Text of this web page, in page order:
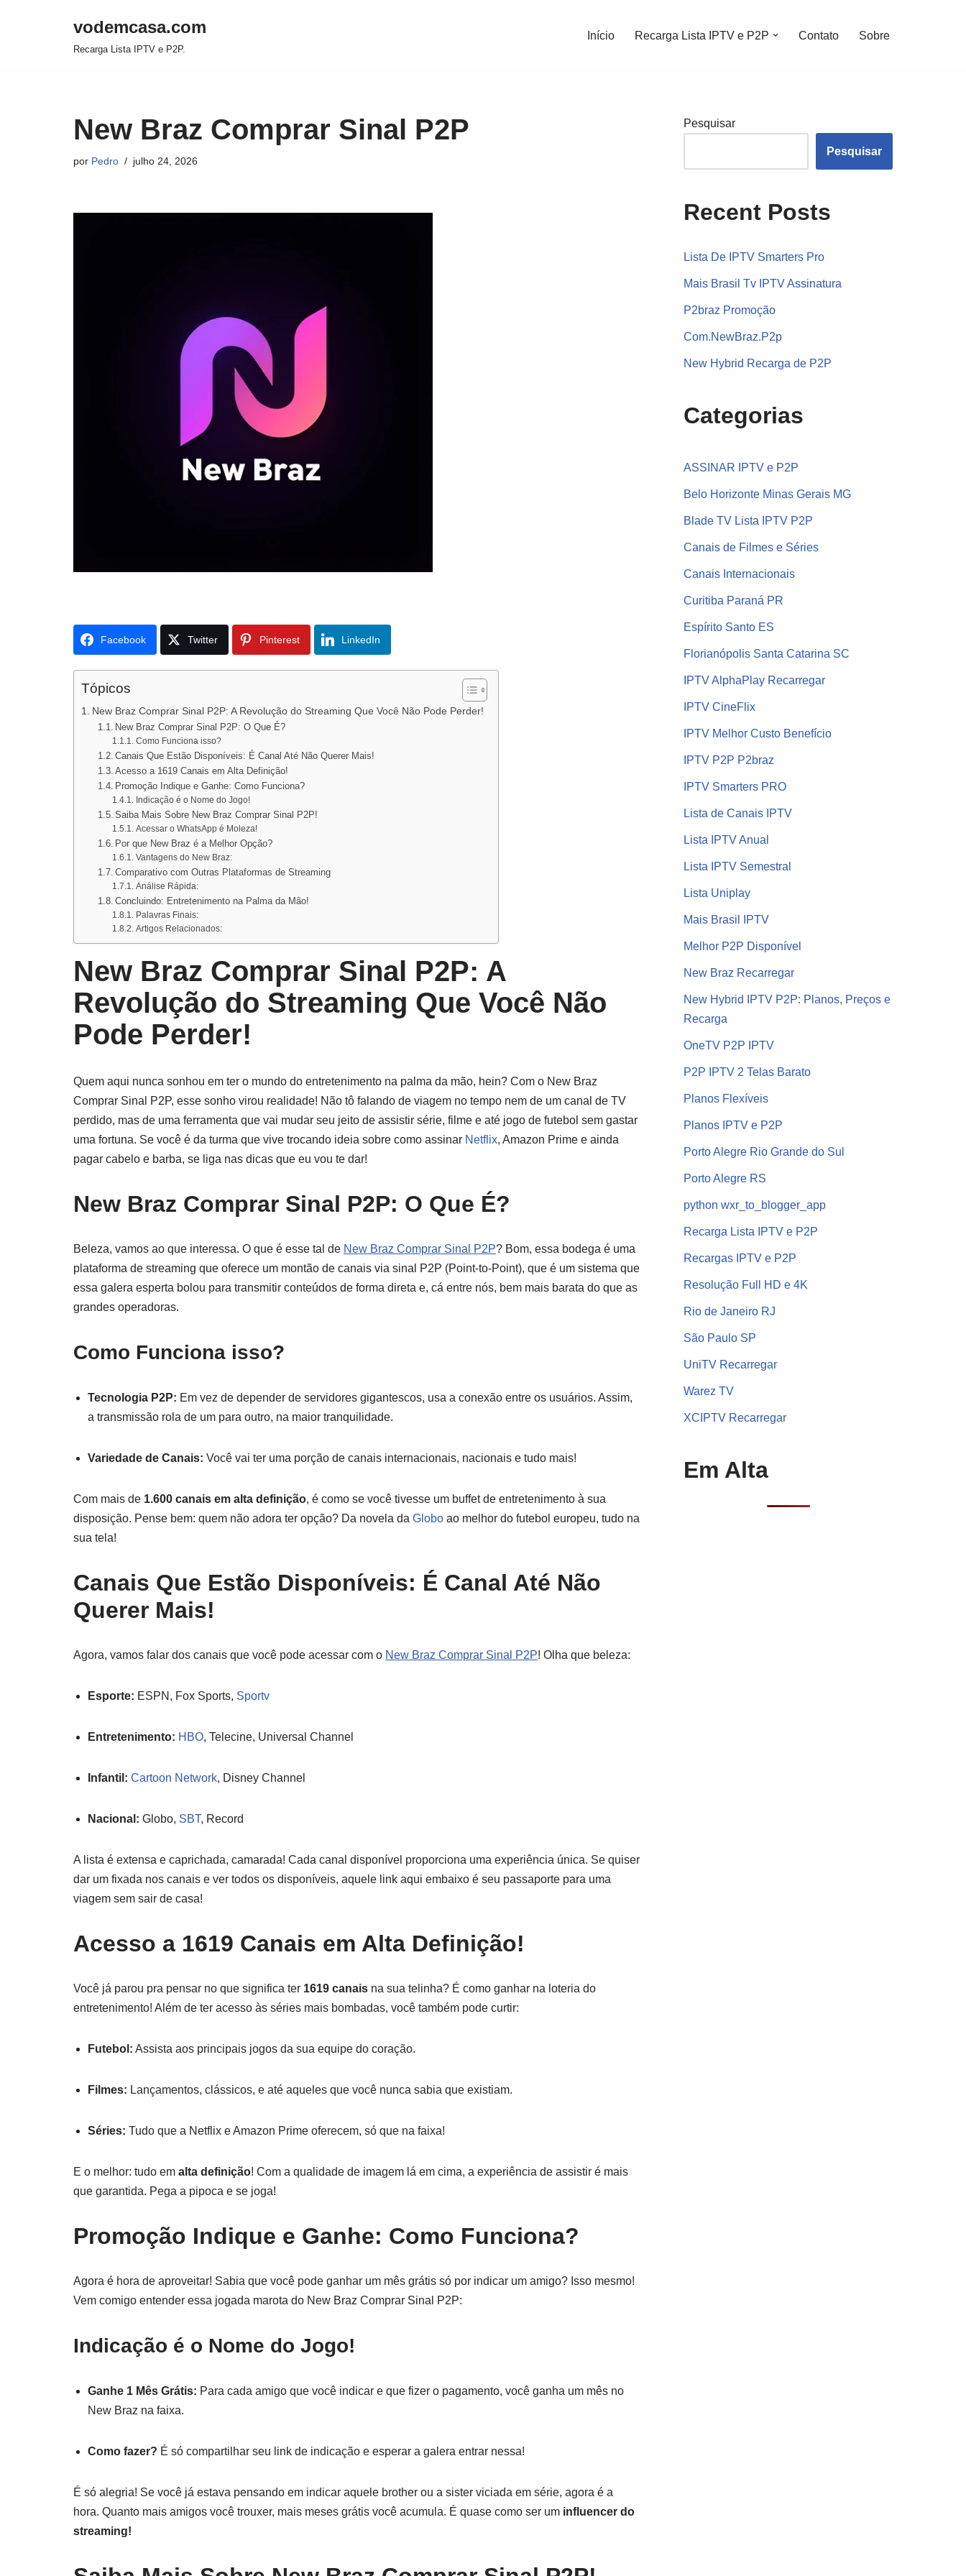
vodemcasa.com
Recarga Lista IPTV e P2P.
Início Recarga Lista IPTV e P2P Contato Sobre
New Braz Comprar Sinal P2P
por Pedro julho 24, 2026
Facebook Twitter Pinterest LinkedIn
Tópicos
New Braz Comprar Sinal P2P: A Revolução do Streaming Que Você Não Pode Perder!
New Braz Comprar Sinal P2P: O Que É?
Como Funciona isso?
Canais Que Estão Disponíveis: É Canal Até Não Querer Mais!
Acesso a 1619 Canais em Alta Definição!
Promoção Indique e Ganhe: Como Funciona?
Indicação é o Nome do Jogo!
Saiba Mais Sobre New Braz Comprar Sinal P2P!
Acessar o WhatsApp é Moleza!
Por que New Braz é a Melhor Opção?
Vantagens do New Braz:
Comparativo com Outras Plataformas de Streaming
Análise Rápida:
Concluindo: Entretenimento na Palma da Mão!
Palavras Finais:
Artigos Relacionados:
New Braz Comprar Sinal P2P: A
Revolução do Streaming Que Você Não
Pode Perder!
Quem aqui nunca sonhou em ter o mundo do entretenimento na palma da mão, hein? Com o New Braz
Comprar Sinal P2P, esse sonho virou realidade! Não tô falando de viagem no tempo nem de um canal de TV
perdido, mas de uma ferramenta que vai mudar seu jeito de assistir série, filme e até jogo de futebol sem gastar
uma fortuna. Se você é da turma que vive trocando ideia sobre como assinar Netflix, Amazon Prime e ainda
pagar cabelo e barba, se liga nas dicas que eu vou te dar!
New Braz Comprar Sinal P2P: O Que É?
Beleza, vamos ao que interessa. O que é esse tal de New Braz Comprar Sinal P2P? Bom, essa bodega é uma
plataforma de streaming que oferece um montão de canais via sinal P2P (Point-to-Point), que é um sistema que
essa galera esperta bolou para transmitir conteúdos de forma direta e, cá entre nós, bem mais barata do que as
grandes operadoras.
Como Funciona isso?
Tecnologia P2P: Em vez de depender de servidores gigantescos, usa a conexão entre os usuários. Assim,
a transmissão rola de um para outro, na maior tranquilidade.
Variedade de Canais: Você vai ter uma porção de canais internacionais, nacionais e tudo mais!
Com mais de 1.600 canais em alta definição, é como se você tivesse um buffet de entretenimento à sua
disposição. Pense bem: quem não adora ter opção? Da novela da Globo ao melhor do futebol europeu, tudo na
sua tela!
Canais Que Estão Disponíveis: É Canal Até Não
Querer Mais!
Agora, vamos falar dos canais que você pode acessar com o New Braz Comprar Sinal P2P! Olha que beleza:
Esporte: ESPN, Fox Sports, Sportv
Entretenimento: HBO, Telecine, Universal Channel
Infantil: Cartoon Network, Disney Channel
Nacional: Globo, SBT, Record
A lista é extensa e caprichada, camarada! Cada canal disponível proporciona uma experiência única. Se quiser
dar um fixada nos canais e ver todos os disponíveis, aquele link aqui embaixo é seu passaporte para uma
viagem sem sair de casa!
Acesso a 1619 Canais em Alta Definição!
Você já parou pra pensar no que significa ter 1619 canais na sua telinha? É como ganhar na loteria do
entretenimento! Além de ter acesso às séries mais bombadas, você também pode curtir:
Futebol: Assista aos principais jogos da sua equipe do coração.
Filmes: Lançamentos, clássicos, e até aqueles que você nunca sabia que existiam.
Séries: Tudo que a Netflix e Amazon Prime oferecem, só que na faixa!
E o melhor: tudo em alta definição! Com a qualidade de imagem lá em cima, a experiência de assistir é mais
que garantida. Pega a pipoca e se joga!
Promoção Indique e Ganhe: Como Funciona?
Agora é hora de aproveitar! Sabia que você pode ganhar um mês grátis só por indicar um amigo? Isso mesmo!
Vem comigo entender essa jogada marota do New Braz Comprar Sinal P2P:
Indicação é o Nome do Jogo!
Ganhe 1 Mês Grátis: Para cada amigo que você indicar e que fizer o pagamento, você ganha um mês no
New Braz na faixa.
Como fazer? É só compartilhar seu link de indicação e esperar a galera entrar nessa!
É só alegria! Se você já estava pensando em indicar aquele brother ou a sister viciada em série, agora é a
hora. Quanto mais amigos você trouxer, mais meses grátis você acumula. É quase como ser um influencer do
streaming!
Pesquisar
Pesquisar
Recent Posts
Lista De IPTV Smarters Pro
Mais Brasil Tv IPTV Assinatura
P2braz Promoção
Com.NewBraz.P2p
New Hybrid Recarga de P2P
Categorias
ASSINAR IPTV e P2P
Belo Horizonte Minas Gerais MG
Blade TV Lista IPTV P2P
Canais de Filmes e Séries
Canais Internacionais
Curitiba Paraná PR
Espírito Santo ES
Florianópolis Santa Catarina SC
IPTV AlphaPlay Recarregar
IPTV CineFlix
IPTV Melhor Custo Benefício
IPTV P2P P2braz
IPTV Smarters PRO
Lista de Canais IPTV
Lista IPTV Anual
Lista IPTV Semestral
Lista Uniplay
Mais Brasil IPTV
Melhor P2P Disponível
New Braz Recarregar
New Hybrid IPTV P2P: Planos, Preços e
Recarga
OneTV P2P IPTV
P2P IPTV 2 Telas Barato
Planos Flexíveis
Planos IPTV e P2P
Porto Alegre Rio Grande do Sul
Porto Alegre RS
python wxr_to_blogger_app
Recarga Lista IPTV e P2P
Recargas IPTV e P2P
Resolução Full HD e 4K
Rio de Janeiro RJ
São Paulo SP
UniTV Recarregar
Warez TV
XCIPTV Recarregar
Em Alta